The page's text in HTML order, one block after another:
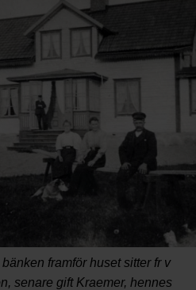
framför huset sitter fr v
senare gift Kraemer, hennes